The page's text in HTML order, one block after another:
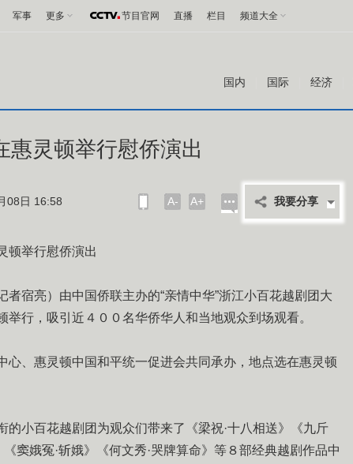
军事 更多 节目官网 直播 栏目 频道大全
国内 国际 经济
惠灵顿举行慰侨演出
08日 16:58 A- A+ 我要分享
顿举行慰侨演出
宿亮）由中国侨联主办的“亲情中华”浙江小百花越剧团大
行，吸引近４００名华侨华人和当地观众到场观看。
、惠灵顿中国和平统一促进会共同承办，地点选在惠灵顿
小百花越剧团为观众们带来了《梁祝·十八相送》《九斤
窦娥冤·斩娥》《何文秀·哭牌算命》等８部经典越剧作品中